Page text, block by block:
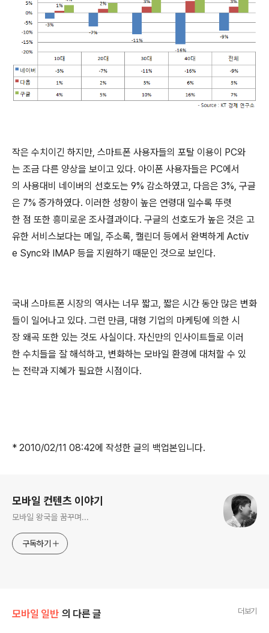
작은 수치이긴 하지만, 스마트폰 사용자들의 포탈 이용이 PC와
는 조금 다른 양상을 보이고 있다. 아이폰 사용자들은 PC에서
의 사용대비 네이버의 선호도는 9% 감소하였고, 다음은 3%, 구글
은 7% 증가하였다. 이러한 성향이 높은 연령대 일수록 뚜렷
한 점 또한 흥미로운 조사결과이다. 구글의 선호도가 높은 것은 고
유한 서비스보다는 메일, 주소록, 캘린더 등에서 완벽하게 Activ
e Sync와 IMAP 등을 지원하기 때문인 것으로 보인다.
국내 스마트폰 시장의 역사는 너무 짧고, 짧은 시간 동안 많은 변화
들이 일어나고 있다. 그런 만큼, 대형 기업의 마케팅에 의한 시
장 왜곡 또한 있는 것도 사실이다. 자신만의 인사이트들로 이러
한 수치들을 잘 해석하고, 변화하는 모바일 환경에 대처할 수 있
는 전략과 지혜가 필요한 시점이다.
* 2010/02/11 08:42에 작성한 글의 백업본입니다.
모바일 컨텐츠 이야기
모바일 왕국을 꿈꾸며...
구독하기
모바일 일반 의 다른 글 더보기